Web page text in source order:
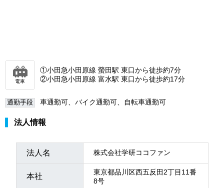
電車
①小田急小田原線 螢田駅 東口から徒歩約7分
②小田急小田原線 富水駅 東口から徒歩約17分
通勤手段 車通勤可、バイク通勤可、自転車通勤可
法人情報
法人名 株式会社学研ココファン
本社
東京都品川区西五反田2丁目11番
8号